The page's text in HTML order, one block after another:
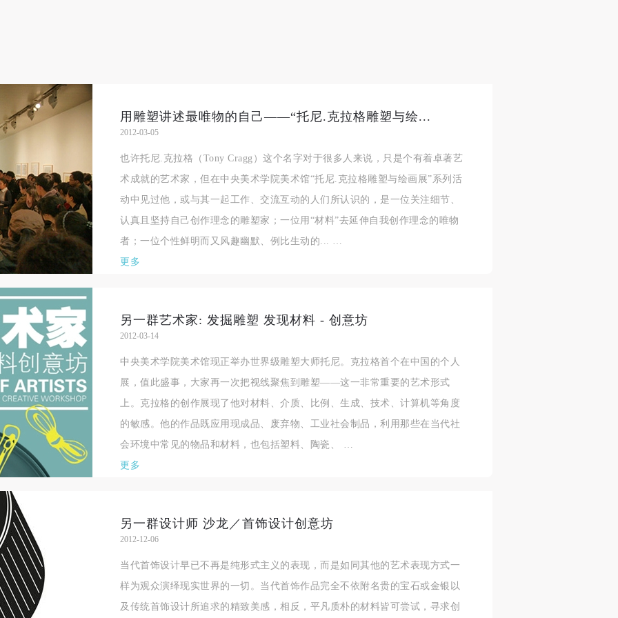
用雕塑讲述最唯物的自己——“托尼.克拉格雕塑与绘...
2012-03-05
也许托尼.克拉格（Tony Cragg）这个名字对于很多人来说，只是个有着卓著艺
术成就的艺术家，但在中央美术学院美术馆“托尼.克拉格雕塑与绘画展”系列活
动中见过他，或与其一起工作、交流互动的人们所认识的，是一位关注细节、
认真且坚持自己创作理念的雕塑家；一位用“材料”去延伸自我创作理念的唯物
者；一位个性鲜明而又风趣幽默、例比生动的... …
更多
另一群艺术家: 发掘雕塑 发现材料 - 创意坊
2012-03-14
中央美术学院美术馆现正举办世界级雕塑大师托尼。克拉格首个在中国的个人
展，值此盛事，大家再一次把视线聚焦到雕塑——这一非常重要的艺术形式
上。克拉格的创作展现了他对材料、介质、比例、生成、技术、计算机等角度
的敏感。他的作品既应用现成品、废弃物、工业社会制品，利用那些在当代社
会环境中常见的物品和材料，也包括塑料、陶瓷、 …
更多
另一群设计师 沙龙／首饰设计创意坊
2012-12-06
当代首饰设计早已不再是纯形式主义的表现，而是如同其他的艺术表现方式一
样为观众演绎现实世界的一切。当代首饰作品完全不依附名贵的宝石或金银以
及传统首饰设计所追求的精致美感，相反，平凡质朴的材料皆可尝试，寻求创
六条
与活动者在参与活动时应当在美术馆工作人员及活动导师、教师指导下进
，并正确的使用活动中所涉及到的绘画工具、创作材料及配套设备、设
，若参与者因个人原因在使用相应绘画工具、创作材料及配套设备、设施
成个人受伤、伤害他人及造成相应工具、材料、设备或设施的故障或损
。参与活动者应当承当相应的全部责任，并主动赔偿相应的经济损失。活
中任何非事故当事人及美术馆将不承担人身事故的任何责任。
央美术学院美术馆肖像权许可使用协议
据《中华人民共和国广告法》、《中华人民共和国民法通则》以及 最高人
法院关于贯彻执行 《中华人民共和国民法通则》若干问题的意见（试行）>
有关规定，为明确肖像许可方（甲方）和使用方（乙方）的权利义务关
，经双方友好协商，甲乙双方就带有甲方肖像的作品的使用达成如下一致
议：
、 一般约定
1）、甲方为本协议中的肖像权人，自愿将自己的肖像权许可乙方作符合本
议约定和法律规定的用途。
2）、乙方中央美术学院美术馆是一所具有标志性、专业性、国际化的现代
共美术馆。中央美术学院美术馆与时代同行，努力塑造一个开放、自由、
术的空间氛围，竭诚与各单位、企业、机构、艺术家和观众进行良好互
。以学院的学术研究为基础，积极策划国际、国内多视角、多领域的展
、论坛及公共教育活动，为美院师生、中外艺术家以及社会公众提供一个
流、学习、展示的平台。作为一家公益性单位，其开展的公共教育活动以
术性和公益性为主。
3）、乙方为甲方拍摄中央美术学院公共教育部所有公教活动。
六条
与活动者在参与活动时应当在美术馆工作人员及活动导师、教师指导下进
，并正确的使用活动中所涉及到的绘画工具、创作材料及配套设备、设
，若参与者因个人原因在使用相应绘画工具、创作材料及配套设备、设施
成个人受伤、伤害他人及造成相应工具、材料、设备或设施的故障或损
。参与活动者应当承当相应的全部责任，并主动赔偿相应的经济损失。活
中任何非事故当事人及美术馆将不承担人身事故的任何责任。
央美术学院美术馆肖像权许可使用协议
据《中华人民共和国广告法》、《中华人民共和国民法通则》以及 最高人
法院关于贯彻执行 《中华人民共和国民法通则》若干问题的意见（试行）>
有关规定，为明确肖像许可方（甲方）和使用方（乙方）的权利义务关
，经双方友好协商，甲乙双方就带有甲方肖像的作品的使用达成如下一致
议：
、 一般约定
1）、甲方为本协议中的肖像权人，自愿将自己的肖像权许可乙方作符合本
议约定和法律规定的用途。
2）、乙方中央美术学院美术馆是一所具有标志性、专业性、国际化的现代
共美术馆。中央美术学院美术馆与时代同行，努力塑造一个开放、自由、
术的空间氛围，竭诚与各单位、企业、机构、艺术家和观众进行良好互
。以学院的学术研究为基础，积极策划国际、国内多视角、多领域的展
、论坛及公共教育活动，为美院师生、中外艺术家以及社会公众提供一个
流、学习、展示的平台。作为一家公益性单位，其开展的公共教育活动以
术性和公益性为主。
3）、乙方为甲方拍摄中央美术学院公共教育部所有公教活动。
六条
与活动者在参与活动时应当在美术馆工作人员及活动导师、教师指导下进
，并正确的使用活动中所涉及到的绘画工具、创作材料及配套设备、设
，若参与者因个人原因在使用相应绘画工具、创作材料及配套设备、设施
成个人受伤、伤害他人及造成相应工具、材料、设备或设施的故障或损
。参与活动者应当承当相应的全部责任，并主动赔偿相应的经济损失。活
中任何非事故当事人及美术馆将不承担人身事故的任何责任。
央美术学院美术馆肖像权许可使用协议
据《中华人民共和国广告法》、《中华人民共和国民法通则》以及 最高人
法院关于贯彻执行 《中华人民共和国民法通则》若干问题的意见（试行）>
有关规定，为明确肖像许可方（甲方）和使用方（乙方）的权利义务关
，经双方友好协商，甲乙双方就带有甲方肖像的作品的使用达成如下一致
议：
、 一般约定
1）、甲方为本协议中的肖像权人，自愿将自己的肖像权许可乙方作符合本
议约定和法律规定的用途。
2）、乙方中央美术学院美术馆是一所具有标志性、专业性、国际化的现代
共美术馆。中央美术学院美术馆与时代同行，努力塑造一个开放、自由、
术的空间氛围，竭诚与各单位、企业、机构、艺术家和观众进行良好互
。以学院的学术研究为基础，积极策划国际、国内多视角、多领域的展
、论坛及公共教育活动，为美院师生、中外艺术家以及社会公众提供一个
流、学习、展示的平台。作为一家公益性单位，其开展的公共教育活动以
术性和公益性为主。
3）、乙方为甲方拍摄中央美术学院公共教育部所有公教活动。